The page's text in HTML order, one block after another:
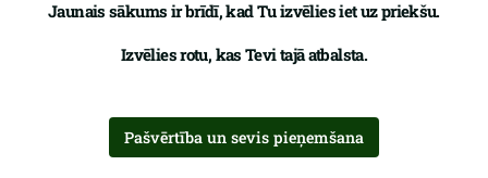
Jaunais sākums ir brīdī, kad Tu izvēlies iet uz priekšu.
Izvēlies rotu, kas Tevi tajā atbalsta.
Pašvērtība un sevis pieņemšana